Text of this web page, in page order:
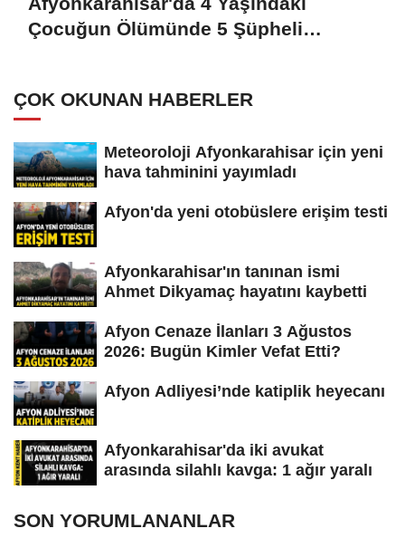
Çocuğun Ölümünde 5 Şüpheli
ÇOK OKUNAN HABERLER
Meteoroloji Afyonkarahisar için yeni
hava tahminini yayımladı
Afyon'da yeni otobüslere erişim testi
Afyonkarahisar'ın tanınan ismi
Ahmet Dikyamaç hayatını kaybetti
Afyon Cenaze İlanları 3 Ağustos
2026: Bugün Kimler Vefat Etti?
Afyon Adliyesi’nde katiplik heyecanı
Afyonkarahisar'da iki avukat
arasında silahlı kavga: 1 ağır yaralı
SON YORUMLANANLAR